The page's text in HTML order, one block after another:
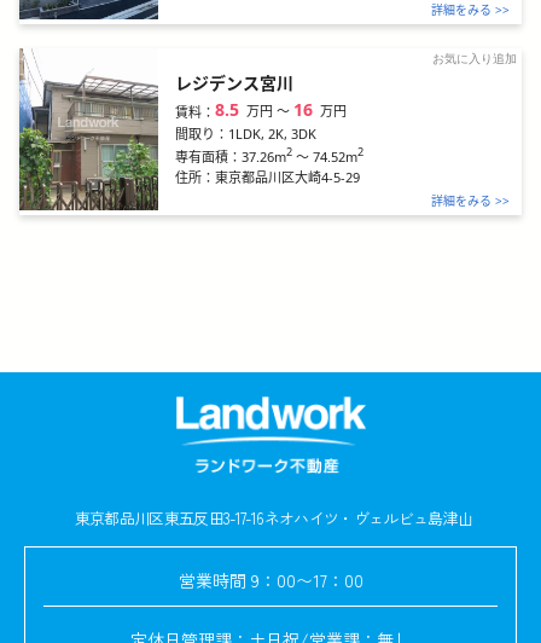
詳細をみる >>
お気に入り追加
レジデンス宮川
賃料：8.5 万円〜 16 万円
間取り： 1LDK, 2K, 3DK
専有面積：37.26m2 ～ 74.52m2
住所：東京都品川区大崎4-5-29
詳細をみる >>
東京都品川区東五反田3-17-16ネオハイツ・ヴェルビュ島津山
営業時間 9：00〜17：00